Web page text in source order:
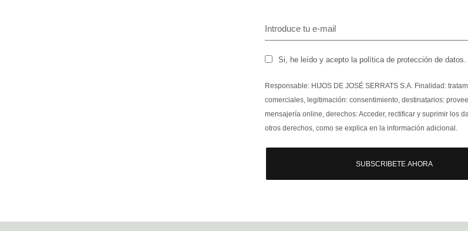
Si, he leído y acepto la política de protección de datos.
Responsable: HIJOS DE JOSÉ SERRATS S.A. Finalidad:
comerciales, legitimación: consentimiento, destinatarios:
mensajería online, derechos: Acceder, rectificar y suprimir los
otros derechos, como se explica en la información adicional.
SUBSCRIBETE AHORA